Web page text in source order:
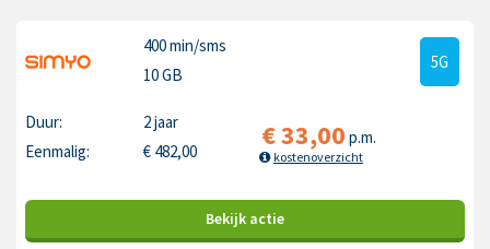
400 min/sms
10 GB
5G
Duur:
2 jaar
Eenmalig:
€ 482,00 €33,00 p.m.
kostenoverzicht
Bekijk actie